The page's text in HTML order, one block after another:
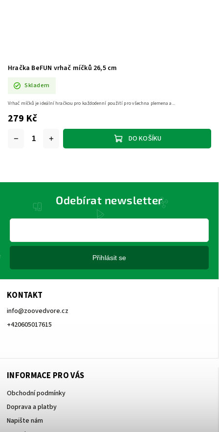
Hračka BeFUN vrhač míčků 26,5 cm
Skladem
279 Kč
DO KOŠÍKU
Vrhač míčků je ideální hračkou pro každodenní použití pro všechna plemena a...
KONTAKT
info@zoovedvore.cz
+420605017615
INFORMACE PRO VÁS
Obchodní podmínky
Doprava a platby
Napište nám
Odebírat newsletter
Přihlásit se